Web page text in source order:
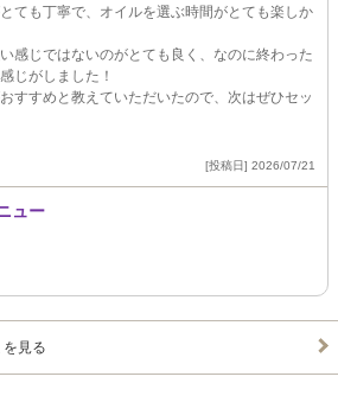
ても丁寧で、オイルを選ぶ時間がとても楽しか
感じではないのがとても良く、なのに終わった
じがしました！
すすめと教えていただいたので、次はぜひセッ
[投稿日] 2026/07/21
ュー
見る